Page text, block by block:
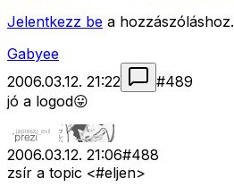
Jelentkezz be a hozzászóláshoz.
Gabyee
2006.03.12. 21:22
#489
jó a logod😛
2006.03.12. 21:06#488
zsír a topic <#eljen>